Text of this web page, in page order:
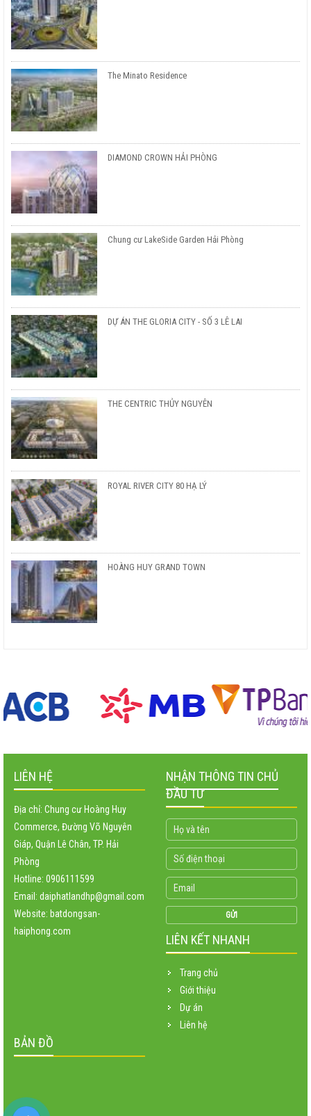
The Minato Residence
DIAMOND CROWN HẢI PHÒNG
Chung cư LakeSide Garden Hải Phòng
DỰ ÁN THE GLORIA CITY - SỐ 3 LÊ LAI
THE CENTRIC THỦY NGUYÊN
ROYAL RIVER CITY 80 HẠ LÝ
HOÀNG HUY GRAND TOWN
LIÊN HỆ
Địa chỉ: Chung cư Hoàng Huy
Commerce, Đường Võ Nguyên
Giáp, Quận Lê Chân, TP. Hải
Phòng
Hotline: 0906111599
Email: daiphatlandhp@gmail.com
Website: batdongsan-
haiphong.com
NHẬN THÔNG TIN CHỦ
ĐẦU TƯ
LIÊN KẾT NHANH
Trang chủ
Giới thiệu
Dự án
Liên hệ
BẢN ĐỒ